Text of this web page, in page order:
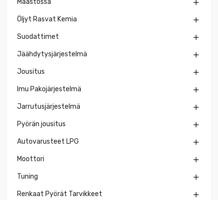
Maastossa 
Öljyt Rasvat Kemia 
Suodattimet 
Jäähdytysjärjestelmä 
Jousitus 
Imu Pakojärjestelmä 
Jarrutusjärjestelmä 
Pyörän jousitus 
Autovarusteet LPG 
Moottori 
Tuning 
Renkaat Pyörät Tarvikkeet 